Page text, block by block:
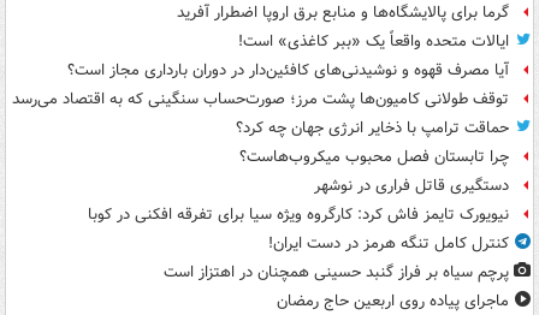
گرما برای پالایشگاه‌ها و منابع برق اروپا اضطرار آفرید
ایالات متحده واقعاً یک «ببر کاغذی» است!
آیا مصرف قهوه و نوشیدنی‌های کافئین‌دار در دوران بارداری مجاز است؟
توقف طولانی کامیون‌ها پشت مرز؛ صورت‌حساب سنگینی که به اقتصاد می‌رسد
حماقت ترامپ با ذخایر انرژی جهان چه کرد؟
چرا تابستان فصل محبوب میکروب‌هاست؟
دستگیری قاتل فراری در نوشهر
نیویورک تایمز فاش کرد: کارگروه ویژه سیا برای تفرقه افکنی در کوبا
کنترل کامل تنگه هرمز در دست ایران!
پرچم سیاه بر فراز گنبد حسینی همچنان در اهتزاز است
ماجرای پیاده روی اربعین حاج رمضان